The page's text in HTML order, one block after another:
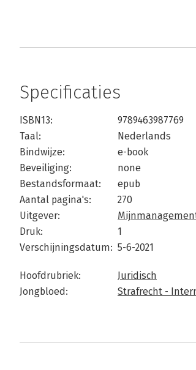
Specificaties
ISBN13:
9789463987769
Taal:
Nederlands
Bindwijze:
e-book
Beveiliging:
none
Bestandsformaat:
epub
Aantal pagina's:
270
Uitgever:
Druk:
1
Verschijningsdatum: 5-6-2021
Hoofdrubriek:
Juridisch
Jongbloed:
Strafrecht -